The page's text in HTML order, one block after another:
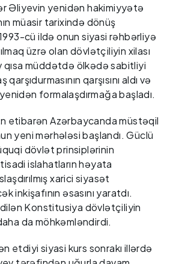
Əliyevin yenidən hakimiyyətə
müasir tarixində dönüş
cü ildə onun siyasi rəhbərliyə
üzrə olan dövlətçiliyin xilası
müddətdə ölkədə sabitliyi
qarşısını aldı və
formalaşdırmağa başladı.
etibarən Azərbaycanda müstəqil
yeni mərhələsi başlandı. Güclü
dövlət prinsiplərinin
islahatların həyata
xarici siyasət
inkişafının əsasını yaratdı.
Konstitusiya dövlətçiliyin
da möhkəmləndirdi.
etdiyi siyasi kurs sonrakı illərdə